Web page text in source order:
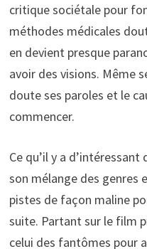
critique sociétale pour
méthodes médicales
en devient presque
avoir des visions. Même
doute ses paroles et le
commencer.
Ce qu’il y a
son mélange des genres
pistes de façon maline
suite. Partant sur le film
celui des fantômes pour